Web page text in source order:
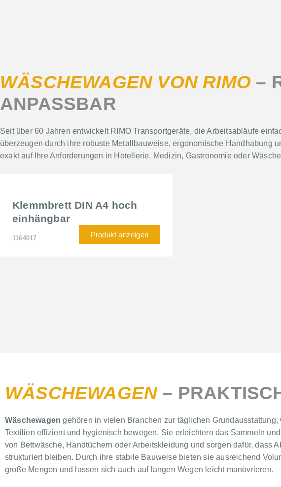
WÄSCHEWAGEN VON RIMO –
ANPASSBAR
Seit über 60 Jahren entwickelt RIMO Transportgeräte, die Arbeitsabläufe
überzeugen durch ihre robuste Metallbauweise, ergonomische
exakt auf Ihre Anforderungen in Hotellerie, Medizin, Gastronomie oder
Klemmbrett DIN A4 hoch
einhängbar
1164017 Produkt anzeigen
WÄSCHEWAGEN–
Wäschewagen gehören in vielen Branchen zur täglichen Grundausstattung,
Textilien effizient und hygienisch bewegen. Sie erleichtern das Sammeln
von Bettwäsche, Handtüchern oder Arbeitskleidung und sorgen dafür, dass
strukturiert bleiben. Durch ihre stabile Bauweise bieten sie ausreichend
große Mengen und lassen sich auch auf langen Wegen leicht manövrieren.